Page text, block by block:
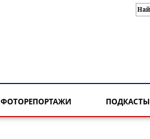
ФОТОРЕПОРТАЖИ ПОДКАСТЫ